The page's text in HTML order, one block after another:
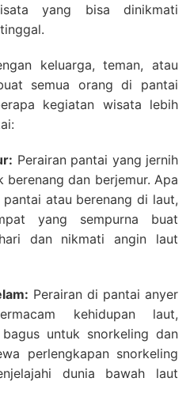
yang bisa dinikmati
keluarga, teman, atau
semua orang di pantai
kegiatan wisata lebih
Perairan pantai yang jernih
berenang dan berjemur. Apa
atau berenang di laut,
yang sempurna buat
dan nikmati angin laut
Perairan di pantai anyer
kehidupan laut,
untuk snorkeling dan
perlengkapan snorkeling
dunia bawah laut